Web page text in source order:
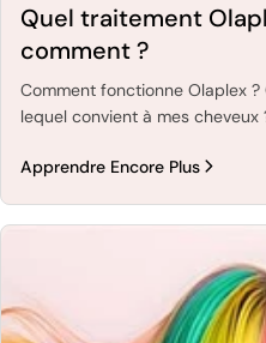
Quel traitement
comment ?
Comment fonctionne Olaplex
lequel convient à mes
vous dans cet article.
Apprendre Encore Plus